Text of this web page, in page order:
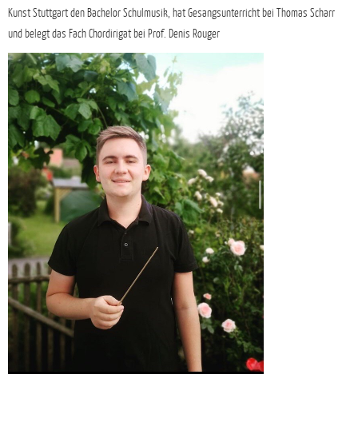
Kunst Stuttgart den Bachelor Schulmusik, hat Gesangsunterricht bei Thomas Scharr
und belegt das Fach Chordirigat bei Prof. Denis Rouger